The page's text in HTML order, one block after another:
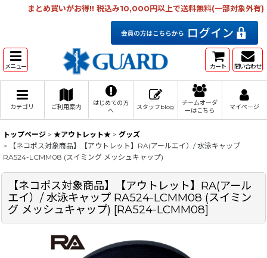
まとめ買いがお得!! 税込み10,000円以上で送料無料(一部対象外有)
メニュー カート 問い合わせ
カテゴリ ご利用案内
はじめての方
へ
スタッフblog
チームオーダ
ーはこちら
マイページ
トップページ > ★アウトレット★ > グッズ
>
【ネコポス対象商品】【アウトレット】RA(アールエイ）/ 水泳キャップ
RA524-LCMM08 (スイミング メッシュキャップ)
【ネコポス対象商品】【アウトレット】RA(アール
エイ）/ 水泳キャップ RA524-LCMM08 (スイミン
グ メッシュキャップ) [RA524-LCMM08]